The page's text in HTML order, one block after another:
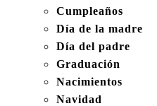
Cumpleaños
Día de la madre
Día del padre
Graduación
Nacimientos
Navidad